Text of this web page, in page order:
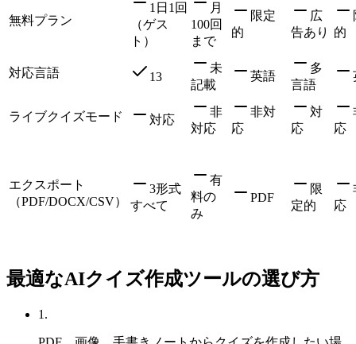
無料プラン
1日1回
（ゲス
ト）
月
100回
まで
限定
的
広
告あり
的
対応言語 13
未
記載
英語
多
言語
ライブクイズモード 対応
非
対応
非対
応
対
応
応
エクスポート
（PDF/DOCX/CSV）
3形式
すべて
有
料の
み
PDF
限
定的
応
最適なAIクイズ作成ツールの選び方
1 .